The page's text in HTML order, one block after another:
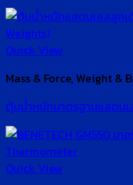
Quick View
Mass & Force, Weight &
ตุ้มน้ำหนักมาตรฐานแสตนเ
Quick View